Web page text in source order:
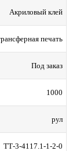
Акриловый клей
печать
Под заказ
1000
рул
TТ-3-4117.1-1-2-0